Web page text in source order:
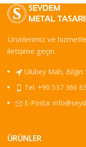
Ürünlerimiz ve
iletişime geçin.
Ulubey Mah, Bilgin
Tel: +90 537 366
E-Posta:
ÜRÜNLER